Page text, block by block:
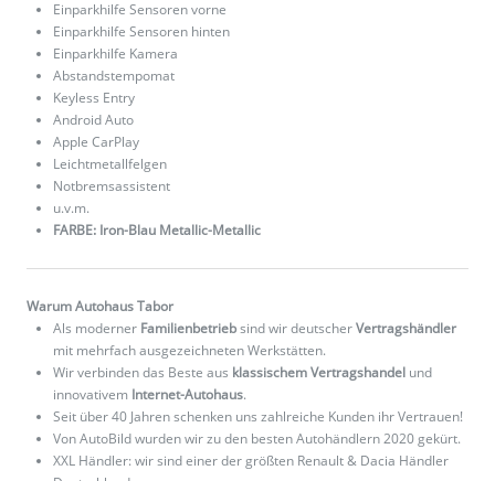
Einparkhilfe Sensoren vorne
Einparkhilfe Sensoren hinten
Einparkhilfe Kamera
Abstandstempomat
Keyless Entry
Android Auto
Apple CarPlay
Leichtmetallfelgen
Notbremsassistent
u.v.m.
FARBE: Iron-Blau Metallic-Metallic
Warum Autohaus Tabor
Als moderner Familienbetriebsind wir deutscherVertragshändler
mit mehrfach ausgezeichneten Werkstätten.
Wir verbinden das Beste aus klassischem Vertragshandel und
innovativem Internet-Autohaus.
Seit über 40 Jahren schenken uns zahlreiche Kunden ihr Vertrauen!
Von AutoBild wurden wir zu den besten Autohändlern 2020 gekürt.
XXL Händler: wir sind einer der größten Renault & Dacia Händler